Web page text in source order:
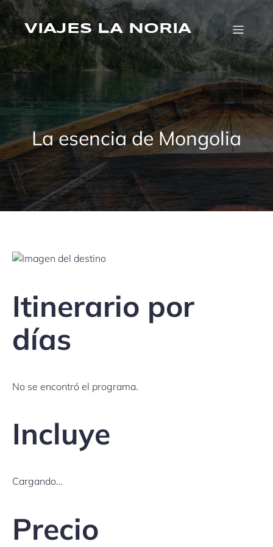
Saltar
al
contenidoVIAJES LA NORIA
La esencia de Mongolia
Itinerario por
días
No se encontró el programa.
Incluye
Cargando…
Precio